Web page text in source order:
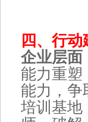
四、行
企业层面
能力重塑
能力，争
培训基地